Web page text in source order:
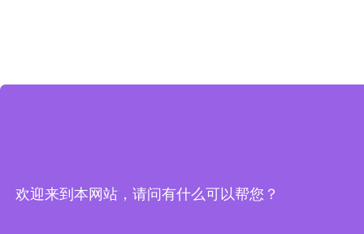
欢迎来到本网站，请问有什么可以帮您？